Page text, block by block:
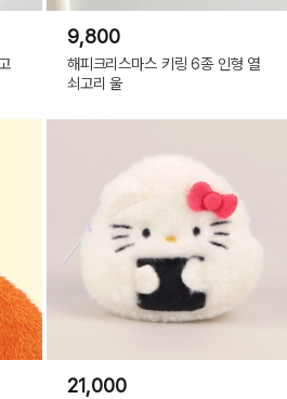
9,800
해피크리스마스 키링 6종 인형 열
쇠고리 울
21,000